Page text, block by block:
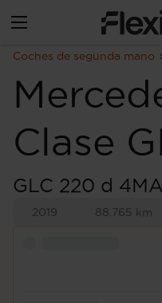
Coches de segunda mano
Clase
GLC 220 d
2019 88.765 km